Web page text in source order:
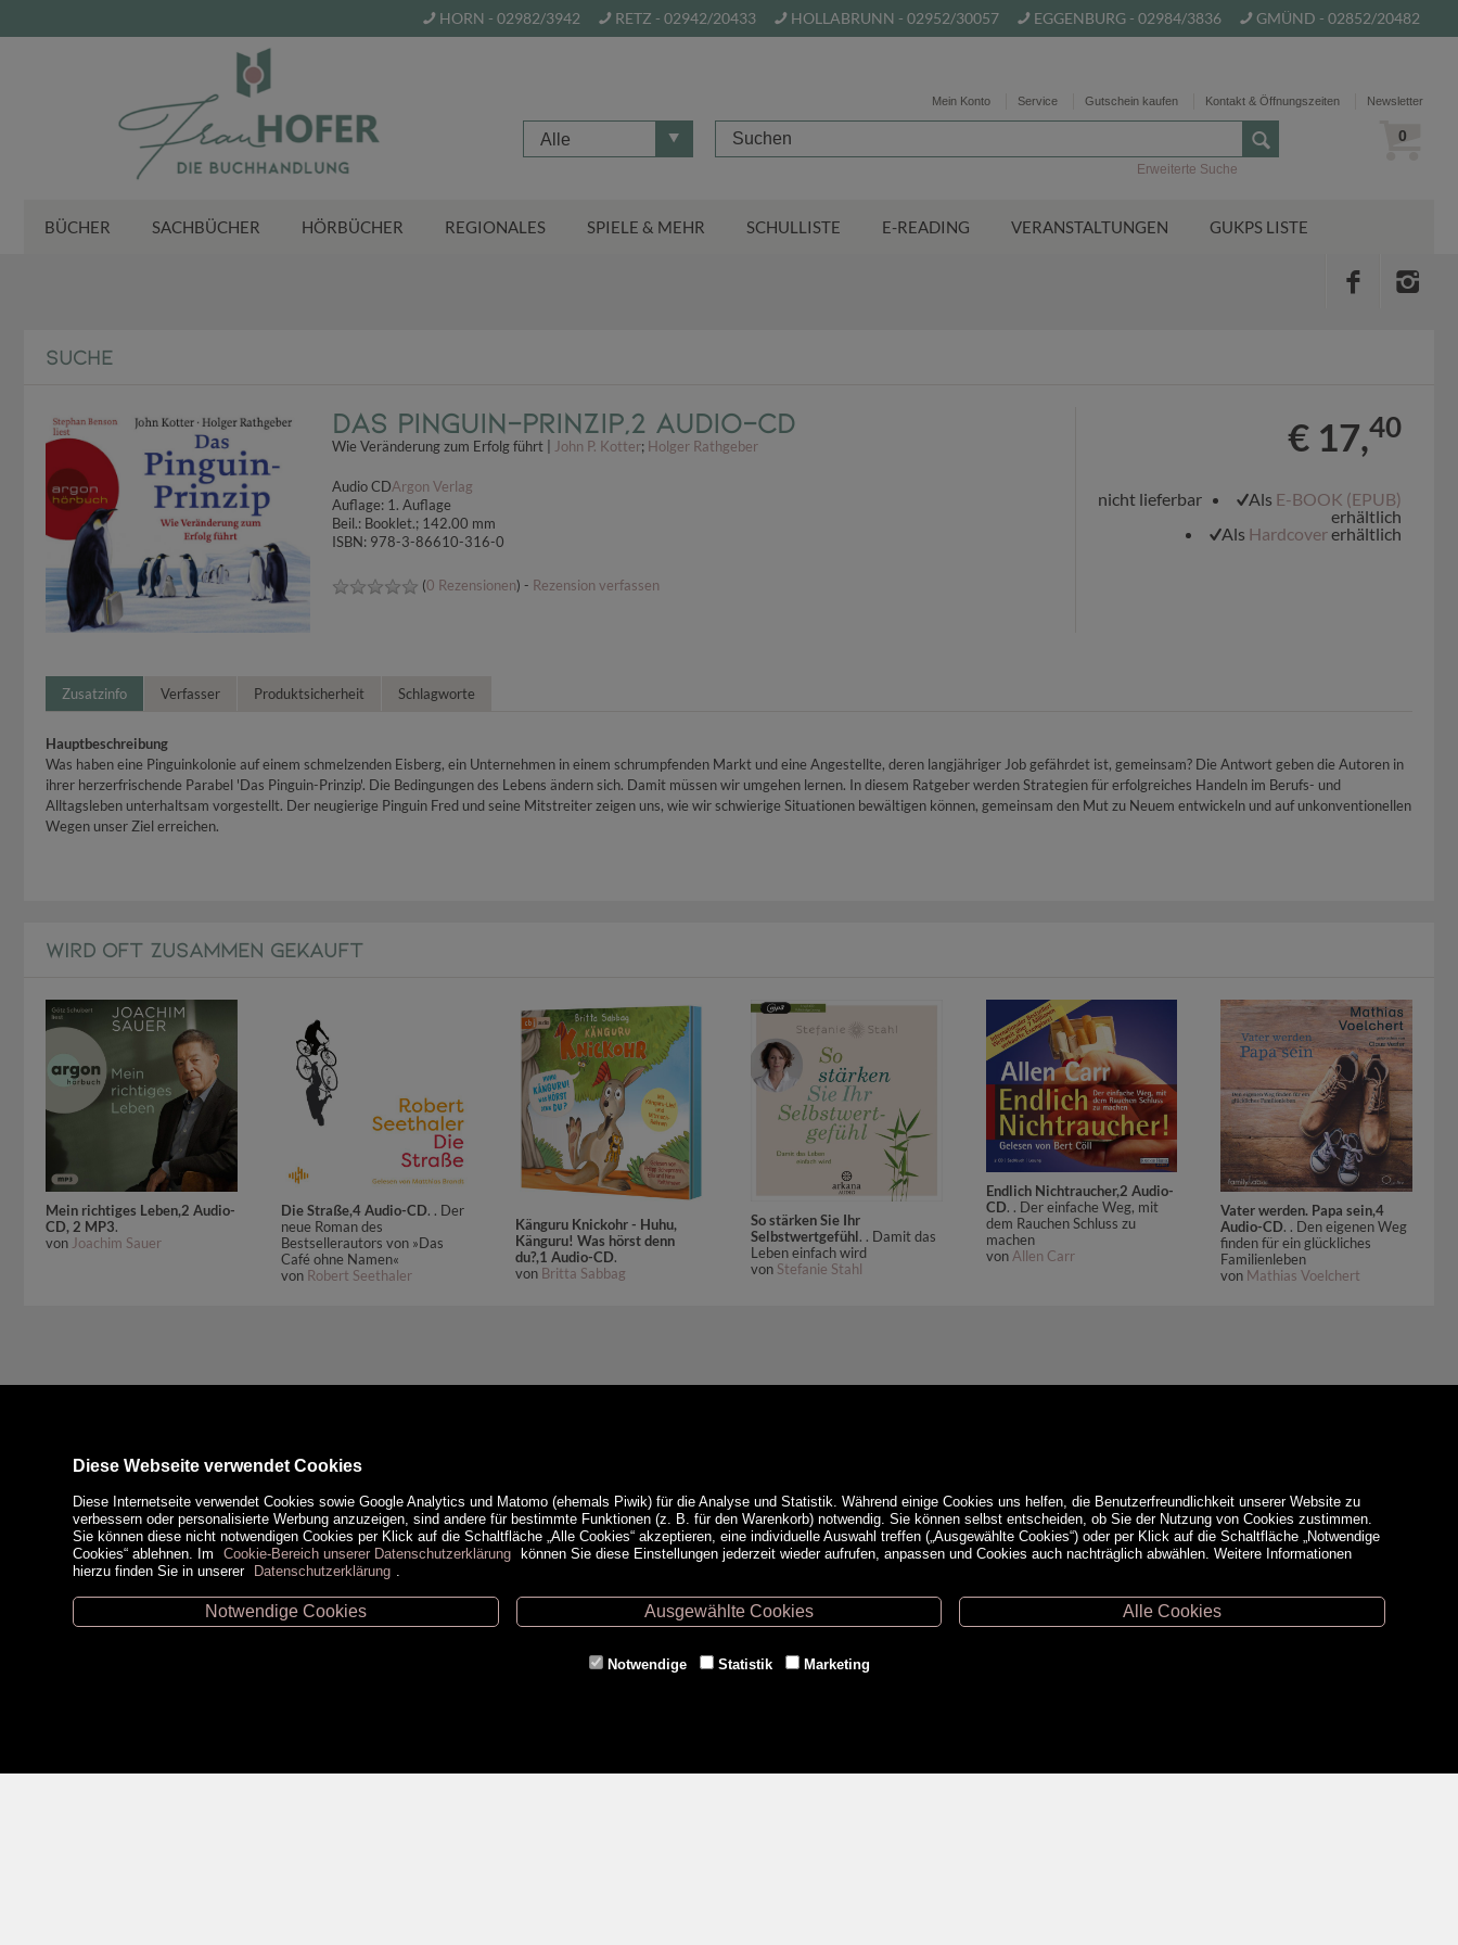
HORN - 02982/3942 RETZ - 02942/20433 HOLLABRUNN - 02952/30057 EGGENBURG - 02984/3836 GMÜND - 02852/20482
Mein Konto Service Gutschein kaufen Kontakt & Öffnungszeiten Newsletter
Alle 0
Erweiterte Suche
BÜCHER SACHBÜCHER HÖRBÜCHER REGIONALES SPIELE & MEHR SCHULLISTE E-READING VERANSTALTUNGEN GUKPS LISTE
SUCHE
Das Pinguin-Prinzip,2 Audio-CD
Wie Veränderung zum Erfolg führt | John P. Kotter; Holger Rathgeber
Audio CDArgon Verlag
Auflage: 1. Auflage
Beil.: Booklet.; 142.00 mm
ISBN: 978-3-86610-316-0
(0 Rezensionen) - Rezension verfassen
€ 17,40
nicht lieferbar Als E-BOOK (EPUB)
erhältlich
Als Hardcovererhältlich
Zusatzinfo Verfasser Produktsicherheit Schlagworte
Hauptbeschreibung
Was haben eine Pinguinkolonie auf einem schmelzenden Eisberg, ein Unternehmen in einem schrumpfenden Markt und eine Angestellte, deren langjähriger Job gefährdet ist, gemeinsam? Die Antwort geben die Autoren in
ihrer herzerfrischende Parabel 'Das Pinguin-Prinzip'. Die Bedingungen des Lebens ändern sich. Damit müssen wir umgehen lernen. In diesem Ratgeber werden Strategien für erfolgreiches Handeln im Berufs- und
Alltagsleben unterhaltsam vorgestellt. Der neugierige Pinguin Fred und seine Mitstreiter zeigen uns, wie wir schwierige Situationen bewältigen können, gemeinsam den Mut zu Neuem entwickeln und auf unkonventionellen
Wegen unser Ziel erreichen.
WIRD OFT ZUSAMMEN GEKAUFT
Mein richtiges Leben,2 Audio-
CD, 2 MP3.
von Joachim Sauer
Die Straße,4 Audio-CD. . Der
neue Roman des
Bestsellerautors von »Das
Café ohne Namen«
von Robert Seethaler
Känguru Knickohr - Huhu,
Känguru! Was hörst denn
du?,1 Audio-CD.
von Britta Sabbag
So stärken Sie Ihr
Selbstwertgefühl. . Damit das
Leben einfach wird
von Stefanie Stahl
Endlich Nichtraucher,2 Audio-
CD. . Der einfache Weg, mit
dem Rauchen Schluss zu
machen
vonAllen Carr
Vater werden. Papa sein,4
Audio-CD. . Den eigenen Weg
finden für ein glückliches
Familienleben
von Mathias Voelchert
Unsere Öffnungszeiten Zahlungsmethoden Service
Versandkosten
Diese Webseite verwendet Cookies
Diese Internetseite verwendet Cookies sowie Google Analytics und Matomo (ehemals Piwik) für die Analyse und Statistik. Während einige Cookies uns helfen, die Benutzerfreundlichkeit unserer Website zu
verbessern oder personalisierte Werbung anzuzeigen, sind andere für bestimmte Funktionen (z. B. für den Warenkorb) notwendig. Sie können selbst entscheiden, ob Sie der Nutzung von Cookies zustimmen.
Sie können diese nicht notwendigen Cookies per Klick auf die Schaltfläche „Alle Cookies“ akzeptieren, eine individuelle Auswahl treffen („Ausgewählte Cookies“) oder per Klick auf die Schaltfläche „Notwendige
Cookies“ ablehnen. Im
Cookie-Bereich unserer Datenschutzerklärung
können Sie diese Einstellungen jederzeit wieder aufrufen, anpassen und Cookies auch nachträglich abwählen. Weitere Informationen
hierzu finden Sie in unserer
Datenschutzerklärung
Notwendige Cookies Ausgewählte Cookies Alle Cookies
Notwendige Statistik Marketing